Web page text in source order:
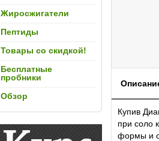
Жиросжигатели
Пептиды
Товары со скидкой!
Бесплатные
пробники
Обзор
Купив
при соло
формы и